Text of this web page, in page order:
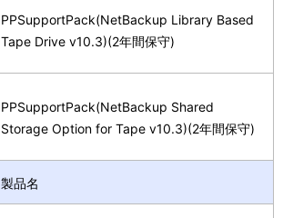
PPSupportPack(NetBackup Library Based
Tape Drive v10.3)(2年間保守)
PPSupportPack(NetBackup Shared
Storage Option for Tape v10.3)(2年間保守)
製品名